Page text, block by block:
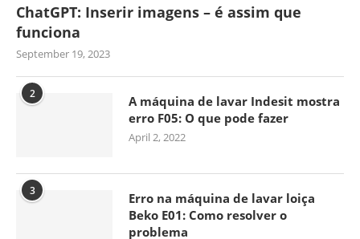
ChatGPT: Inserir imagens – é assim que
funciona
September 19, 2023
2
A máquina de lavar Indesit mostra
erro F05: O que pode fazer
April 2, 2022
3
Erro na máquina de lavar loiça
Beko E01: Como resolver o
problema